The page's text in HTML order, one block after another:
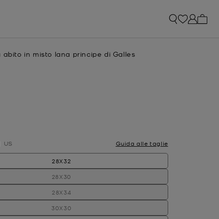
abito in misto lana principe di Galles
US Guida alle taglie
28X32
28X30
28X34
30X30